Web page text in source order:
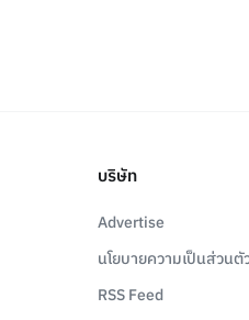
บริษัท
Advertise
นโยบายความเป็นส่วนตั
RSS Feed